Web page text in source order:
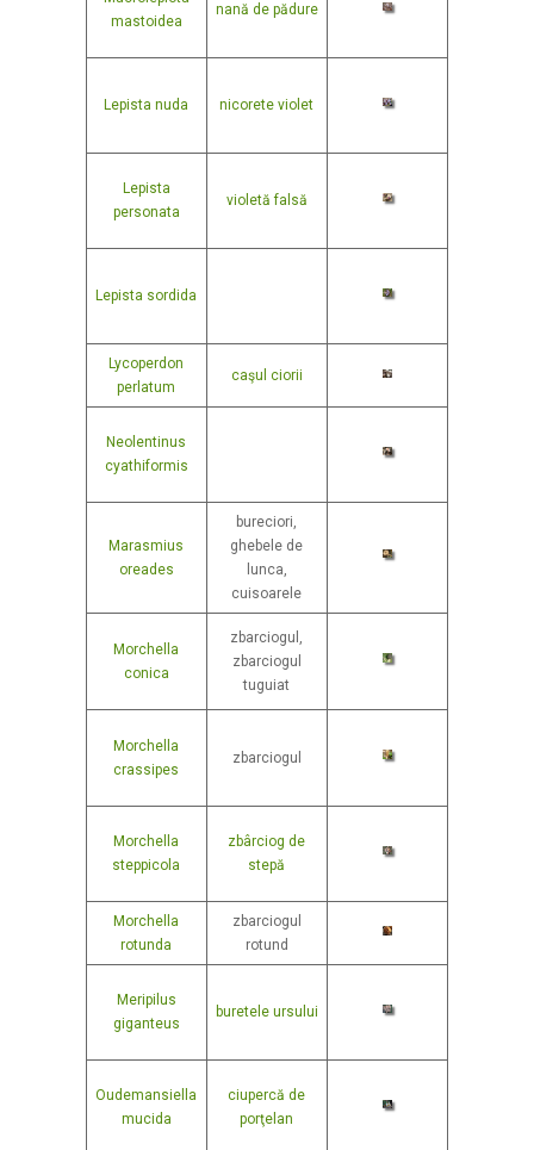
mastoidea
nană de pădure
Lepista nuda nicorete violet
Lepista
personata
violetă falsă
Lepista sordida
Lycoperdon
perlatum
caşul ciorii
Neolentinus
cyathiformis
Marasmius
oreades
bureciori,
ghebele de
lunca,
cuisoarele
Morchella
conica
zbarciogul,
zbarciogul
tuguiat
Morchella
crassipes
zbarciogul
Morchella
steppicola
zbârciog de
stepă
Morchella
rotunda
zbarciogul
rotund
Meripilus
giganteus
buretele ursului
Oudemansiella
mucida
ciupercă de
porţelan